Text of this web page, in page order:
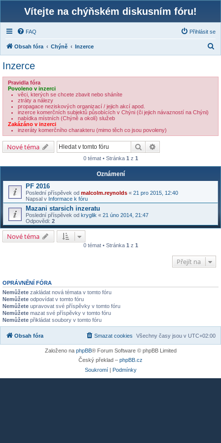
Vítejte na chýňském diskusním fóru!
FAQ Přihlásit se
Obsah fóra Chýně Inzerce
Inzerce
Pravidla fóra
Povoleno v inzerci
věci, kterých se chcete zbavit nebo sháníte
ztráty a nálezy
propagace neziskových organizací / jejich akcí apod.
inzerce komerčních subjektů působících v Chýni (či jejich návazností na Chýni)
nabídka místních (Chýně a okolí) služeb
Zakázáno v inzerci
inzeráty komerčního charakteru (mimo těch co jsou povoleny)
Nové téma Hledat
0 témat • Stránka 1 z 1
Oznámení
PF 2016
Poslední příspěvek od malcolm.reynolds « 21 pro 2015, 12:40
Napsal v Informace k fóru
Mazani starsich inzeratu
Poslední příspěvek od kryglik « 21 úno 2014, 21:47
Odpovědi: 2
Nové téma
0 témat • Stránka 1 z 1
Přejít na
OPRÁVNĚNÍ FÓRA
Nemůžete zakládat nová témata v tomto fóru
Nemůžete odpovídat v tomto fóru
Nemůžete upravovat své příspěvky v tomto fóru
Nemůžete mazat své příspěvky v tomto fóru
Nemůžete přikládat soubory v tomto fóru
Obsah fóra Všechny časy jsou v UTC+02:00
Smazat cookies
Založeno na phpBB® Forum Software © phpBB Limited
Český překlad – phpBB.cz
Soukromí| Podmínky